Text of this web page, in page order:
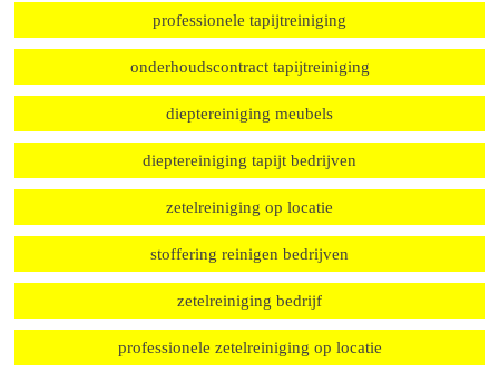
Onze diensten
professionele meubelreiniging
professionele tapijtreiniging
onderhoudscontract tapijtreiniging
dieptereiniging meubels
dieptereiniging tapijt bedrijven
zetelreiniging op locatie